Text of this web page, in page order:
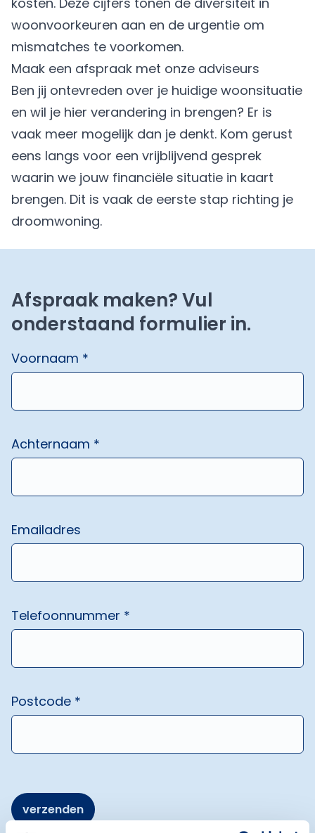
woonvoorkeuren aan en de urgentie om
mismatches te voorkomen.
Maak een afspraak met onze adviseurs
Ben jij ontevreden over je huidige woonsituatie
en wil je hier verandering in brengen? Er is
vaak meer mogelijk dan je denkt. Kom gerust
eens langs voor een vrijblijvend gesprek
waarin we jouw financiële situatie in kaart
brengen. Dit is vaak de eerste stap richting je
droomwoning.
Afspraak maken? Vul
onderstaand formulier in.
Voornaam *
Achternaam *
Emailadres
Telefoonnummer *
Postcode *
verzenden